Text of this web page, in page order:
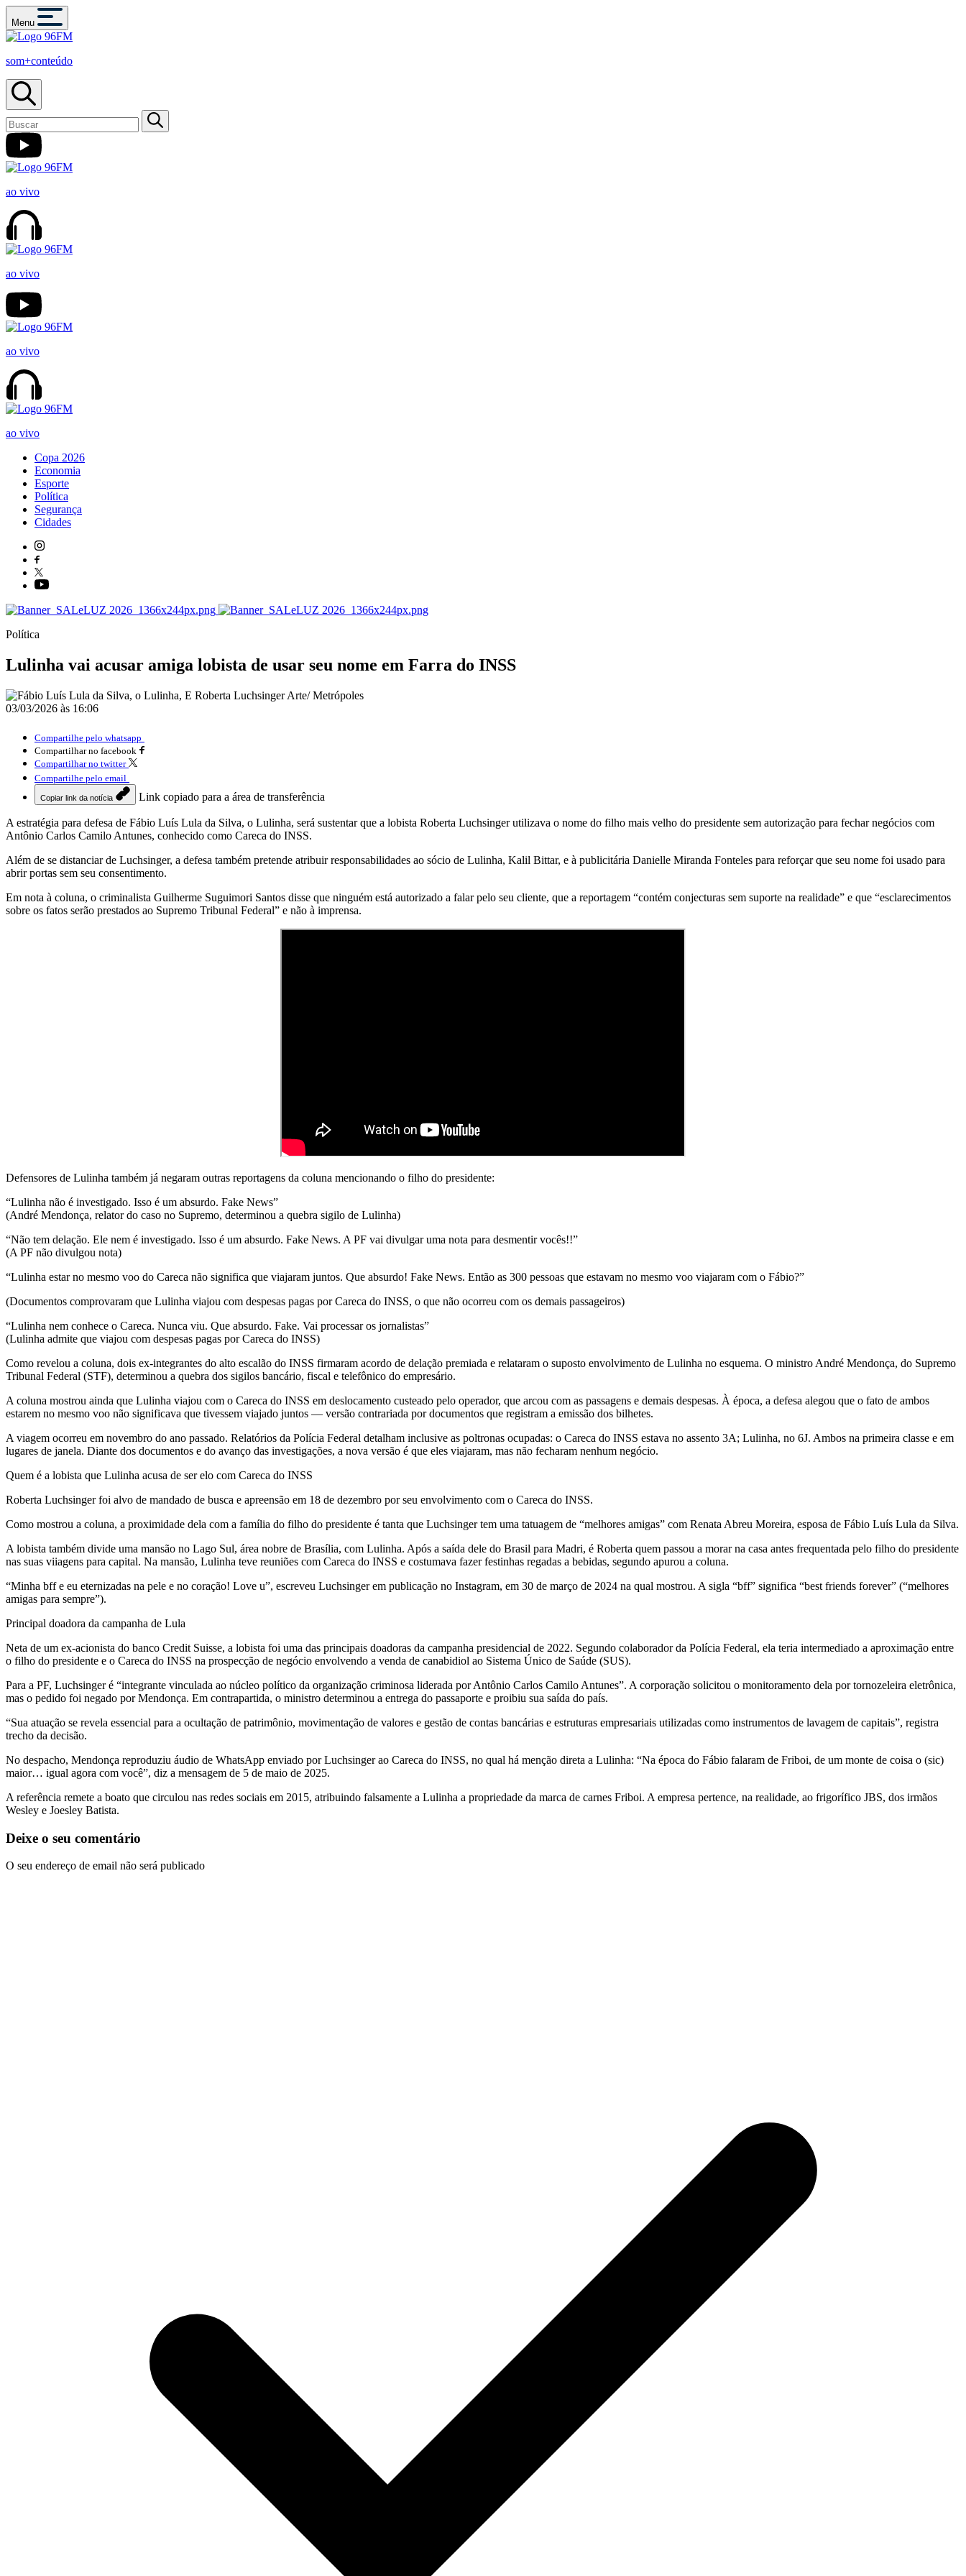
Menu
som+conteúdo
ao vivo
ao vivo
ao vivo
ao vivo
Copa 2026
Economia
Esporte
Política
Segurança
Cidades
Política
Lulinha vai acusar amiga lobista de usar seu nome em Farra do INSS
03/03/2026 às 16:06
Compartilhe pelo whatsapp
Compartilhar no facebook
Compartilhar no twitter
Compartilhe pelo email
Copiar link da notícia Link copiado para a área de transferência
A estratégia para defesa de Fábio Luís Lula da Silva, o Lulinha, será sustentar que a lobista Roberta Luchsinger utilizava o nome do filho mais velho do presidente sem autorização para fechar negócios com
Antônio Carlos Camilo Antunes, conhecido como Careca do INSS.
Além de se distanciar de Luchsinger, a defesa também pretende atribuir responsabilidades ao sócio de Lulinha, Kalil Bittar, e à publicitária Danielle Miranda Fonteles para reforçar que seu nome foi usado para
abrir portas sem seu consentimento.
Em nota à coluna, o criminalista Guilherme Suguimori Santos disse que ninguém está autorizado a falar pelo seu cliente, que a reportagem “contém conjecturas sem suporte na realidade” e que “esclarecimentos
sobre os fatos serão prestados ao Supremo Tribunal Federal” e não à imprensa.
Defensores de Lulinha também já negaram outras reportagens da coluna mencionando o filho do presidente:
“Lulinha não é investigado. Isso é um absurdo. Fake News”
(André Mendonça, relator do caso no Supremo, determinou a quebra sigilo de Lulinha)
“Não tem delação. Ele nem é investigado. Isso é um absurdo. Fake News. A PF vai divulgar uma nota para desmentir vocês!!”
(A PF não divulgou nota)
“Lulinha estar no mesmo voo do Careca não significa que viajaram juntos. Que absurdo! Fake News. Então as 300 pessoas que estavam no mesmo voo viajaram com o Fábio?”
(Documentos comprovaram que Lulinha viajou com despesas pagas por Careca do INSS, o que não ocorreu com os demais passageiros)
“Lulinha nem conhece o Careca. Nunca viu. Que absurdo. Fake. Vai processar os jornalistas”
(Lulinha admite que viajou com despesas pagas por Careca do INSS)
Como revelou a coluna, dois ex-integrantes do alto escalão do INSS firmaram acordo de delação premiada e relataram o suposto envolvimento de Lulinha no esquema. O ministro André Mendonça, do Supremo
Tribunal Federal (STF), determinou a quebra dos sigilos bancário, fiscal e telefônico do empresário.
A coluna mostrou ainda que Lulinha viajou com o Careca do INSS em deslocamento custeado pelo operador, que arcou com as passagens e demais despesas. À época, a defesa alegou que o fato de ambos
estarem no mesmo voo não significava que tivessem viajado juntos — versão contrariada por documentos que registram a emissão dos bilhetes.
A viagem ocorreu em novembro do ano passado. Relatórios da Polícia Federal detalham inclusive as poltronas ocupadas: o Careca do INSS estava no assento 3A; Lulinha, no 6J. Ambos na primeira classe e em
lugares de janela. Diante dos documentos e do avanço das investigações, a nova versão é que eles viajaram, mas não fecharam nenhum negócio.
Quem é a lobista que Lulinha acusa de ser elo com Careca do INSS
Roberta Luchsinger foi alvo de mandado de busca e apreensão em 18 de dezembro por seu envolvimento com o Careca do INSS.
Como mostrou a coluna, a proximidade dela com a família do filho do presidente é tanta que Luchsinger tem uma tatuagem de “melhores amigas” com Renata Abreu Moreira, esposa de Fábio Luís Lula da Silva.
A lobista também divide uma mansão no Lago Sul, área nobre de Brasília, com Lulinha. Após a saída dele do Brasil para Madri, é Roberta quem passou a morar na casa antes frequentada pelo filho do presidente
nas suas viiagens para capital. Na mansão, Lulinha teve reuniões com Careca do INSS e costumava fazer festinhas regadas a bebidas, segundo apurou a coluna.
“Minha bff e eu eternizadas na pele e no coração! Love u”, escreveu Luchsinger em publicação no Instagram, em 30 de março de 2024 na qual mostrou. A sigla “bff” significa “best friends forever” (“melhores
amigas para sempre”).
Principal doadora da campanha de Lula
Neta de um ex-acionista do banco Credit Suisse, a lobista foi uma das principais doadoras da campanha presidencial de 2022. Segundo colaborador da Polícia Federal, ela teria intermediado a aproximação entre
o filho do presidente e o Careca do INSS na prospecção de negócio envolvendo a venda de canabidiol ao Sistema Único de Saúde (SUS).
Para a PF, Luchsinger é “integrante vinculada ao núcleo político da organização criminosa liderada por Antônio Carlos Camilo Antunes”. A corporação solicitou o monitoramento dela por tornozeleira eletrônica,
mas o pedido foi negado por Mendonça. Em contrapartida, o ministro determinou a entrega do passaporte e proibiu sua saída do país.
“Sua atuação se revela essencial para a ocultação de patrimônio, movimentação de valores e gestão de contas bancárias e estruturas empresariais utilizadas como instrumentos de lavagem de capitais”, registra
trecho da decisão.
No despacho, Mendonça reproduziu áudio de WhatsApp enviado por Luchsinger ao Careca do INSS, no qual há menção direta a Lulinha: “Na época do Fábio falaram de Friboi, de um monte de coisa o (sic)
maior… igual agora com você”, diz a mensagem de 5 de maio de 2025.
A referência remete a boato que circulou nas redes sociais em 2015, atribuindo falsamente a Lulinha a propriedade da marca de carnes Friboi. A empresa pertence, na realidade, ao frigorífico JBS, dos irmãos
Wesley e Joesley Batista.
Deixe o seu comentário
O seu endereço de email não será publicado